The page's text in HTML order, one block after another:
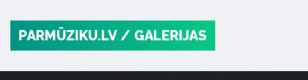
PARMŪZIKU.LV / GALERIJAS